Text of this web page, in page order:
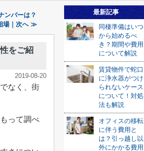
ンバーは？
場｜次へ ≫
をご紹
2019-08-20
なく、街
って調べ
最新記事
同棲準備はいつ
から始めるべ
き？期間や費用
について解説
賃貸物件で蛇口
に浄水器がつけ
られないケース
について！対処
法も解説
オフィスの移転
に伴う費用と
は？引っ越し以
外にかかる費用